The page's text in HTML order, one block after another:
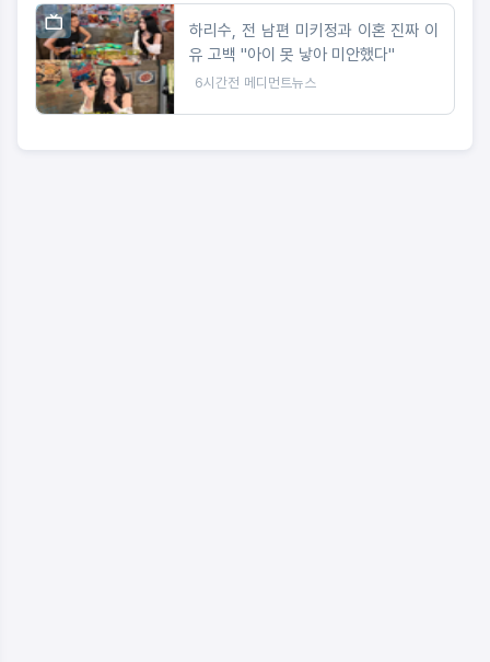
하리수, 전 남편 미키정과 이혼 진짜 이
유 고백 "아이 못 낳아 미안했다"
6시간전 메디먼트뉴스